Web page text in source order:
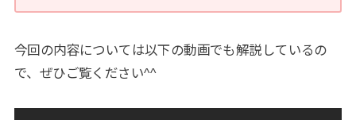
今回の内容については以下の動画でも解説しているの
で、ぜひご覧ください^^